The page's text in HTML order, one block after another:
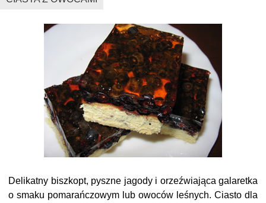
Delikatny biszkopt, pyszne jagody i orzeźwiająca galaretka
o smaku pomarańczowym lub owoców leśnych. Ciasto dla